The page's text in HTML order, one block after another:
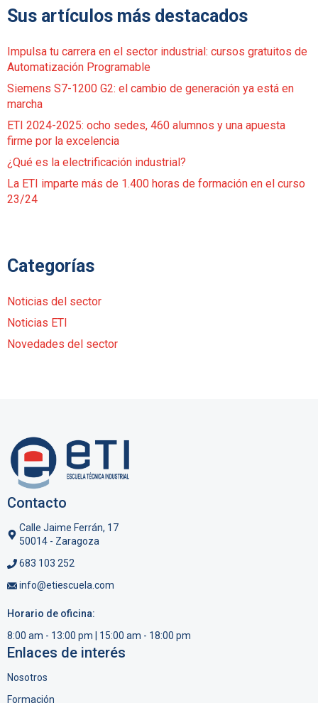
Sus artículos más destacados
Impulsa tu carrera en el sector industrial: cursos gratuitos de
Automatización Programable
Siemens S7-1200 G2: el cambio de generación ya está en
marcha
ETI 2024-2025: ocho sedes, 460 alumnos y una apuesta
firme por la excelencia
¿Qué es la electrificación industrial?
La ETI imparte más de 1.400 horas de formación en el curso
23/24
Categorías
Noticias del sector
Noticias ETI
Novedades del sector
Contacto
Calle Jaime Ferrán, 17
50014 - Zaragoza
683 103 252
info@etiescuela.com
Horario de oficina:
8:00 am - 13:00 pm | 15:00 am - 18:00 pm
Enlaces de interés
Nosotros
Formación